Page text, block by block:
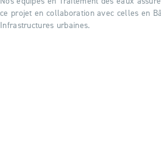
ce projet en collaboration avec celles en
Infrastructures urbaines.